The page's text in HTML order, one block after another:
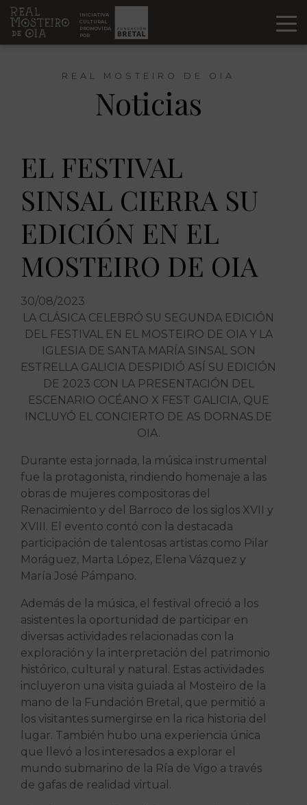
Ir al contenido
INICIATIVA
CULTURAL
PROMOVIDA
POR
REAL MOSTEIRO DE OIA
Noticias
EL FESTIVAL
SINSAL CIERRA SU
EDICIÓN EN EL
MOSTEIRO DE OIA
30/08/2023
LA CLÁSICA CELEBRÓ SU SEGUNDA EDICIÓN
DEL FESTIVAL EN EL MOSTEIRO DE OIA Y LA
IGLESIA DE SANTA MARÍA SINSAL SON
ESTRELLA GALICIA DESPIDIÓ ASÍ SU EDICIÓN
DE 2023 CON LA PRESENTACIÓN DEL
ESCENARIO OCÉANO X FEST GALICIA, QUE
INCLUYÓ EL CONCIERTO DE AS DORNAS.DE
OIA.
Durante esta jornada, la música instrumental
fue la protagonista, rindiendo homenaje a las
obras de mujeres compositoras del
Renacimiento y del Barroco de los siglos XVII y
XVIII. El evento contó con la destacada
participación de talentosas artistas como Pilar
Moráguez, Marta López, Elena Vázquez y
María José Pámpano.
Además de la música, el festival ofreció a los
asistentes la oportunidad de participar en
diversas actividades relacionadas con la
exploración y la interpretación del patrimonio
histórico, cultural y natural. Estas actividades
incluyeron una visita guiada al Mosteiro de la
mano de la Fundación Bretal, que permitió a
los visitantes sumergirse en la rica historia del
lugar. También hubo una experiencia única
que llevó a los interesados a explorar el
mundo submarino de la Ría de Vigo a través
de gafas de realidad virtual.